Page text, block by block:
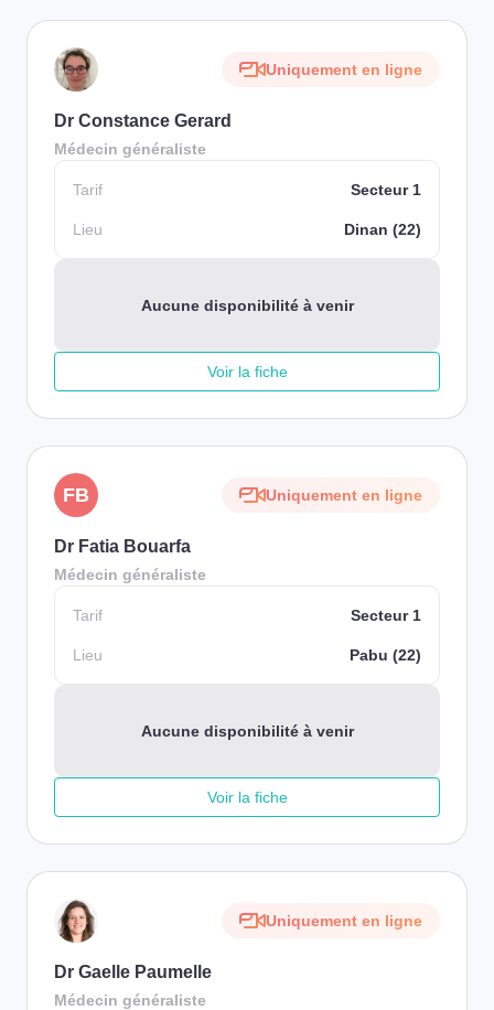
Uniquement en ligne
Dr Constance Gerard
Médecin généraliste
Tarif Secteur 1
Lieu Dinan (22)
Aucune disponibilité à venir
Voir la fiche
FB Uniquement en ligne
Dr Fatia Bouarfa
Médecin généraliste
Tarif Secteur 1
Lieu Pabu (22)
Aucune disponibilité à venir
Voir la fiche
Uniquement en ligne
Dr Gaelle Paumelle
Médecin généraliste